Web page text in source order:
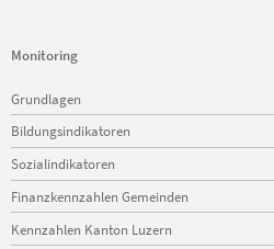
Monitoring
überspringen
Grundlagen
Bildungsindikatoren
Sozialindikatoren
Finanzkennzahlen Gemeinden
Kennzahlen Kanton Luzern